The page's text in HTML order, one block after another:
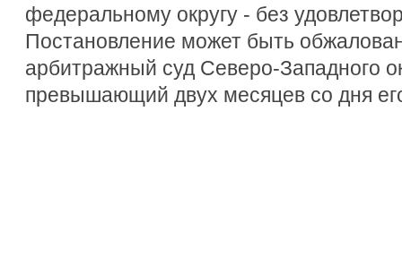
федеральному округу - без
Постановление может быть
арбитражный суд Северо-Западного
превышающий двух месяцев со дня